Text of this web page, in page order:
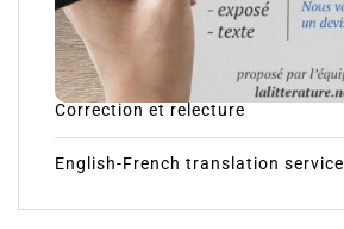
Correction et relecture
English-French translation service